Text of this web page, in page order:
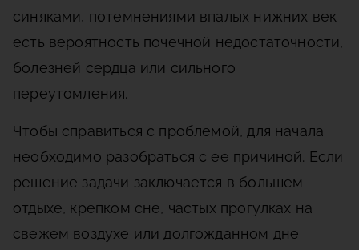
синяками, потемнениями впалых нижних век
есть вероятность почечной недостаточности,
болезней сердца или сильного
переутомления.
Чтобы справиться с проблемой, для начала
необходимо разобраться с ее причиной. Если
решение задачи заключается в большем
отдыхе, крепком сне, частых прогулках на
свежем воздухе или долгожданном дне